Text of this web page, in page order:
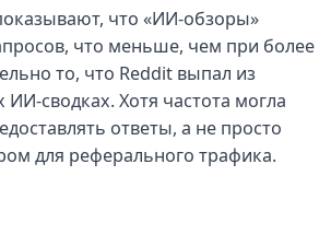
что «ИИ-обзоры»
что меньше, чем при более
то, что Reddit выпал из
сводках. Хотя частота могла
ответы, а не просто
для реферального трафика.